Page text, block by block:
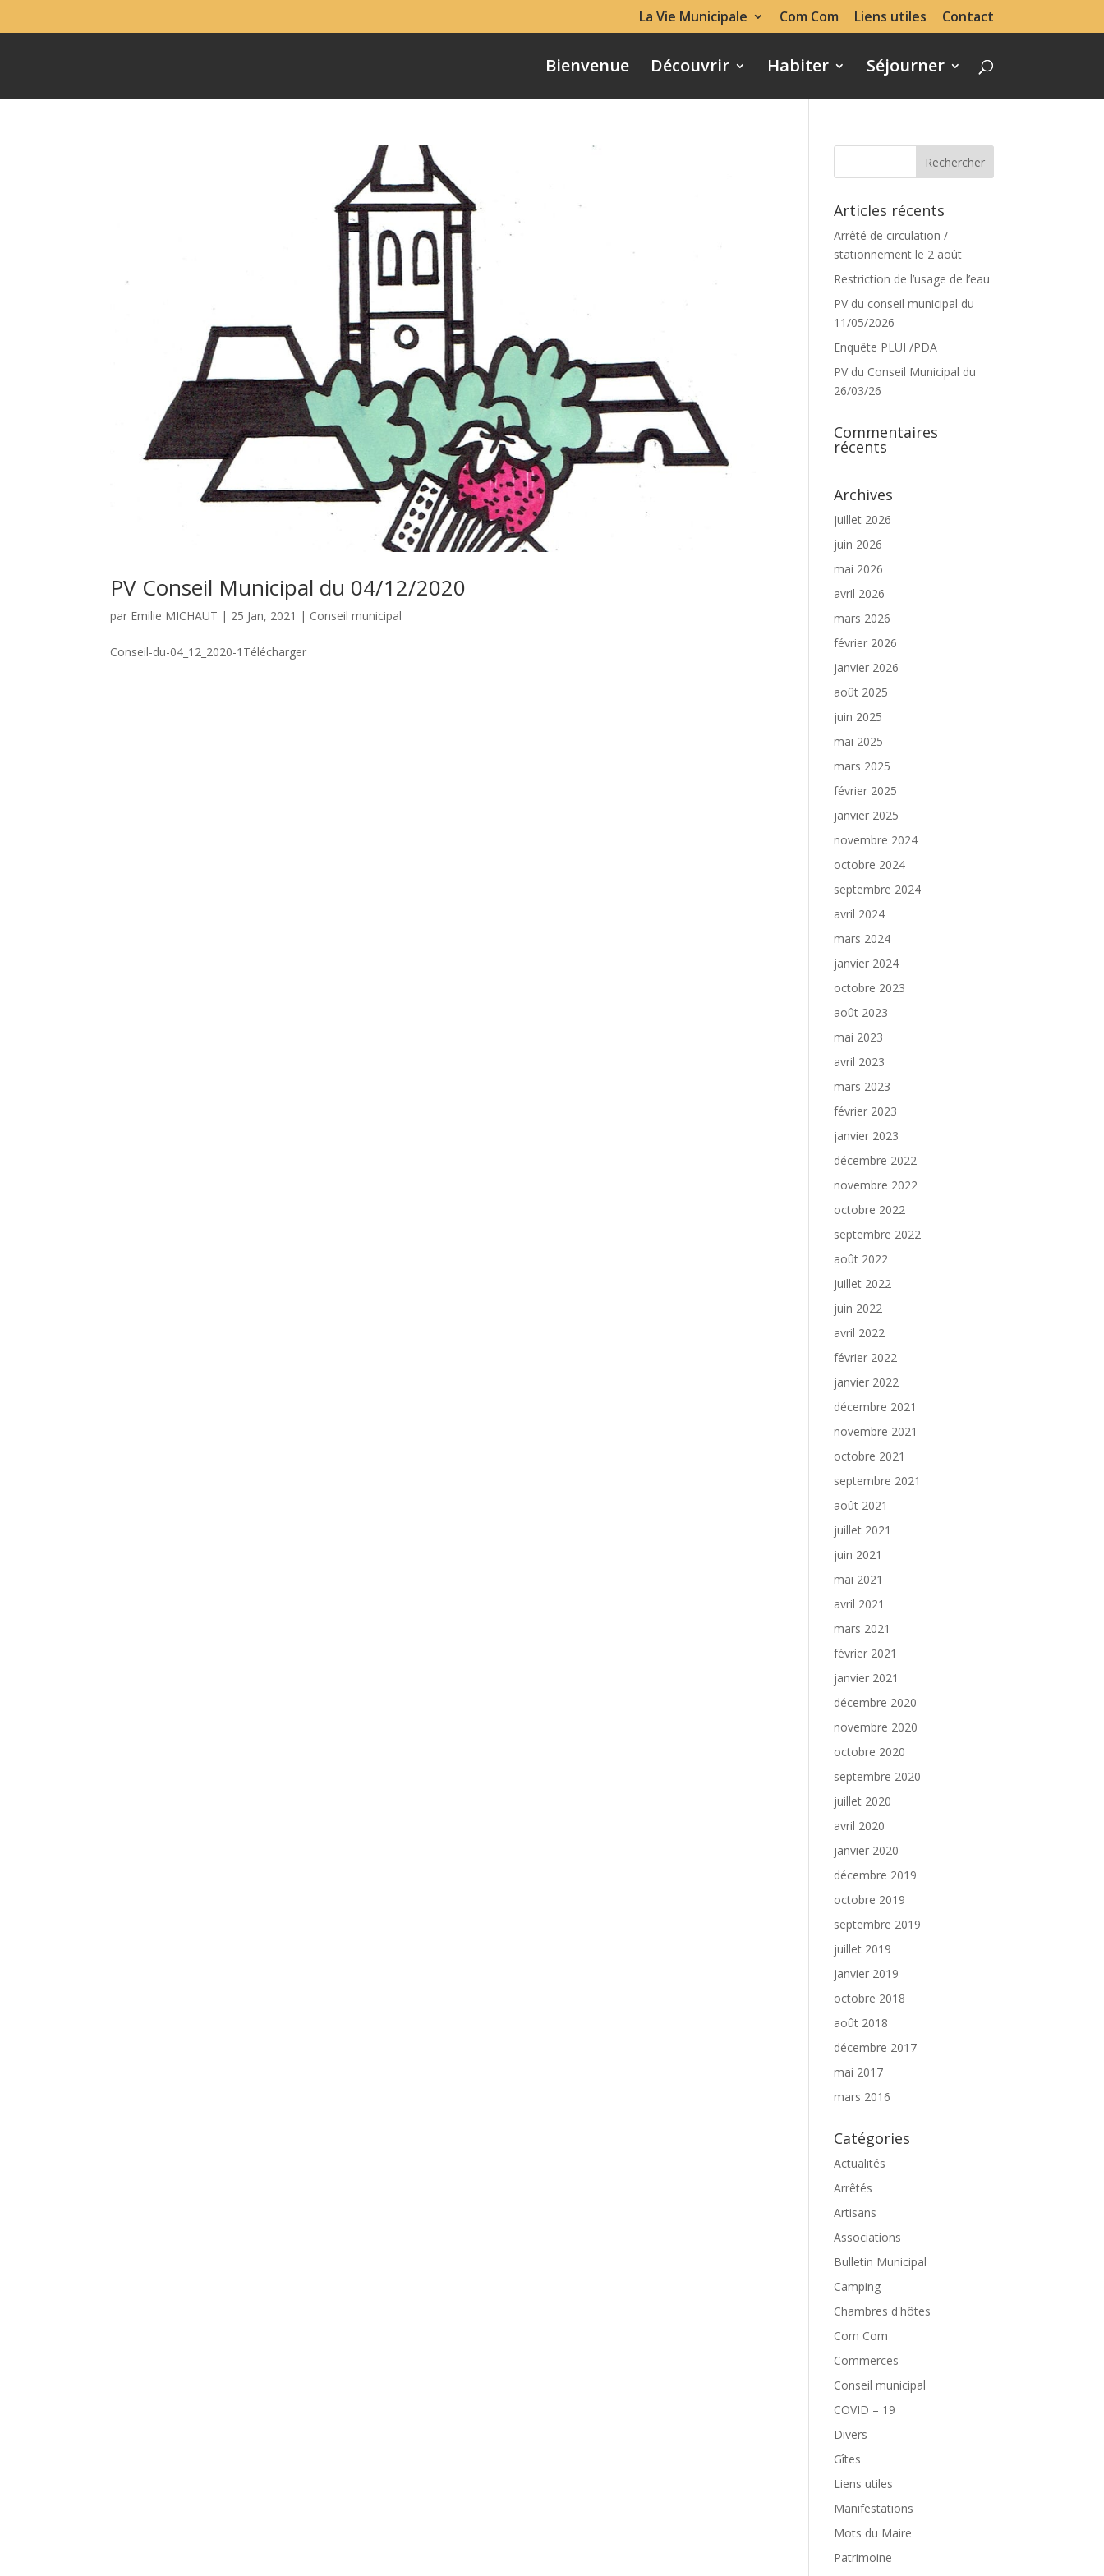
La Vie Municipale Com Com Liens utiles Contact
Bienvenue Découvrir Habiter Séjourner
PV Conseil Municipal du 04/12/2020
par Emilie MICHAUT | 25 Jan, 2021 | Conseil municipal
Conseil-du-04_12_2020-1Télécharger
Articles récents
Arrêté de circulation /
stationnement le 2 août
Restriction de l’usage de l’eau
PV du conseil municipal du
11/05/2026
Enquête PLUI /PDA
PV du Conseil Municipal du
26/03/26
Commentaires
récents
Archives
juillet 2026
juin 2026
mai 2026
avril 2026
mars 2026
février 2026
janvier 2026
août 2025
juin 2025
mai 2025
mars 2025
février 2025
janvier 2025
novembre 2024
octobre 2024
septembre 2024
avril 2024
mars 2024
janvier 2024
octobre 2023
août 2023
mai 2023
avril 2023
mars 2023
février 2023
janvier 2023
décembre 2022
novembre 2022
octobre 2022
septembre 2022
août 2022
juillet 2022
juin 2022
avril 2022
février 2022
janvier 2022
décembre 2021
novembre 2021
octobre 2021
septembre 2021
août 2021
juillet 2021
juin 2021
mai 2021
avril 2021
mars 2021
février 2021
janvier 2021
décembre 2020
novembre 2020
octobre 2020
septembre 2020
juillet 2020
avril 2020
janvier 2020
décembre 2019
octobre 2019
septembre 2019
juillet 2019
janvier 2019
octobre 2018
août 2018
décembre 2017
mai 2017
mars 2016
Catégories
Actualités
Arrêtés
Artisans
Associations
Bulletin Municipal
Camping
Chambres d'hôtes
Com Com
Commerces
Conseil municipal
COVID – 19
Divers
Gîtes
Liens utiles
Manifestations
Mots du Maire
Patrimoine